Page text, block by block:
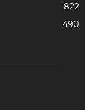
822
490